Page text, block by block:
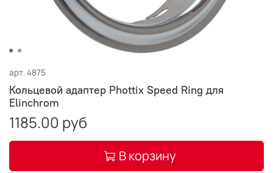
арт.4875
Кольцевой адаптер Phottix Speed Ring для
Elinchrom
1185.00 руб
В корзину